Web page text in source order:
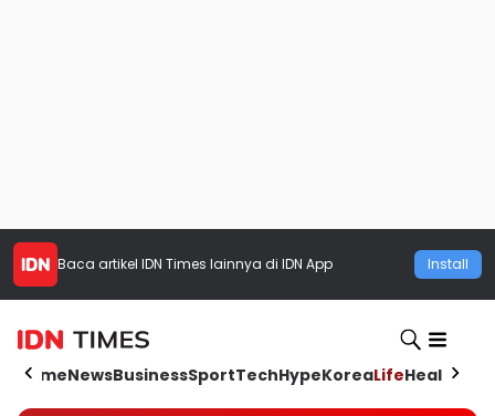
Baca artikel IDN Times lainnya di IDN App Install
HomeNewsBusinessSportTechHypeKoreaLifeHealth